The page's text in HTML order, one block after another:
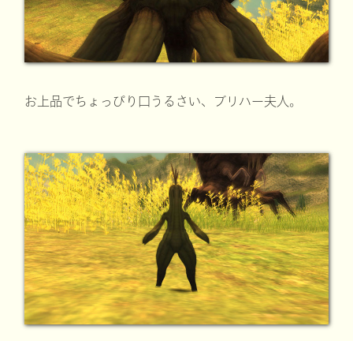
お上品でちょっぴり口うるさい、ブリハー夫人。